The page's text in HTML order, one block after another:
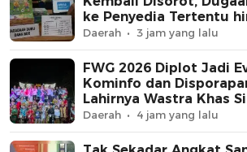
ke Penyedia Tertentu
Keluarga Pejabat
Daerah 3 jam yang lalu
FWG 2026 Diplot Jadi
Kominfo dan
Lahirnya Wastra Khas
Daerah 4 jam yang lalu